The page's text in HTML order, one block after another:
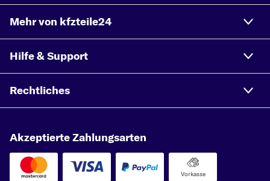
Mehr von kfzteile24
Hilfe & Support
Rechtliches
Akzeptierte Zahlungsarten
Vorkasse